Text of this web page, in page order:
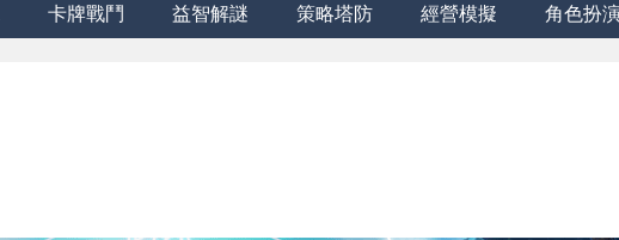
卡牌戰鬥 益智解謎 策略塔防 經營模擬 角色扮